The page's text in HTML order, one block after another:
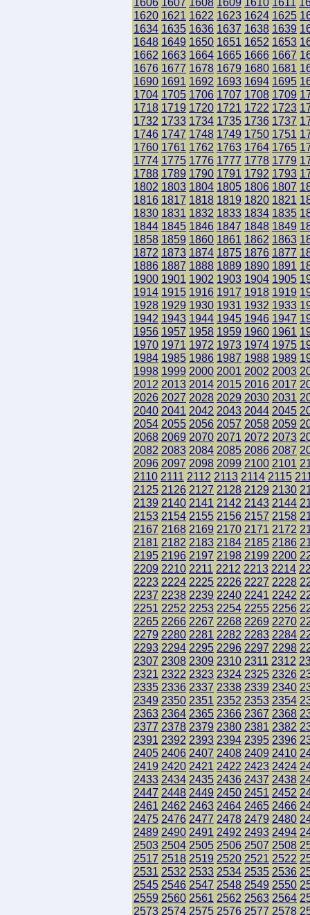
1620 1621 1622 1623 1624 1625
1634 1635 1636 1637 1638 1639
1648 1649 1650 1651 1652 1653
1662 1663 1664 1665 1666 1667
1676 1677 1678 1679 1680 1681
1690 1691 1692 1693 1694 1695
1704 1705 1706 1707 1708 1709
1718 1719 1720 1721 1722 1723
1732 1733 1734 1735 1736 1737
1746 1747 1748 1749 1750 1751
1760 1761 1762 1763 1764 1765
1774 1775 1776 1777 1778 1779
1788 1789 1790 1791 1792 1793
1802 1803 1804 1805 1806 1807
1816 1817 1818 1819 1820 1821
1830 1831 1832 1833 1834 1835
1844 1845 1846 1847 1848 1849
1858 1859 1860 1861 1862 1863
1872 1873 1874 1875 1876 1877
1886 1887 1888 1889 1890 1891
1900 1901 1902 1903 1904 1905
1914 1915 1916 1917 1918 1919
1928 1929 1930 1931 1932 1933
1942 1943 1944 1945 1946 1947
1956 1957 1958 1959 1960 1961
1970 1971 1972 1973 1974 1975
1984 1985 1986 1987 1988 1989
1998 1999 2000 2001 2002 2003
2012 2013 2014 2015 2016 2017
2026 2027 2028 2029 2030 2031
2040 2041 2042 2043 2044 2045
2054 2055 2056 2057 2058 2059
2068 2069 2070 2071 2072 2073
2082 2083 2084 2085 2086 2087
2096 2097 2098 2099 2100 2101
2110 2111 2112 2113 2114 2115
2125 2126 2127 2128 2129 2130
2139 2140 2141 2142 2143 2144
2153 2154 2155 2156 2157 2158
2167 2168 2169 2170 2171 2172
2181 2182 2183 2184 2185 2186
2195 2196 2197 2198 2199 2200
2209 2210 2211 2212 2213 2214
2223 2224 2225 2226 2227 2228
2237 2238 2239 2240 2241 2242
2251 2252 2253 2254 2255 2256
2265 2266 2267 2268 2269 2270
2279 2280 2281 2282 2283 2284
2293 2294 2295 2296 2297 2298
2307 2308 2309 2310 2311 2312
2321 2322 2323 2324 2325 2326
2335 2336 2337 2338 2339 2340
2349 2350 2351 2352 2353 2354
2363 2364 2365 2366 2367 2368
2377 2378 2379 2380 2381 2382
2391 2392 2393 2394 2395 2396
2405 2406 2407 2408 2409 2410
2419 2420 2421 2422 2423 2424
2433 2434 2435 2436 2437 2438
2447 2448 2449 2450 2451 2452
2461 2462 2463 2464 2465 2466
2475 2476 2477 2478 2479 2480
2489 2490 2491 2492 2493 2494
2503 2504 2505 2506 2507 2508
2517 2518 2519 2520 2521 2522
2531 2532 2533 2534 2535 2536
2545 2546 2547 2548 2549 2550
2559 2560 2561 2562 2563 2564
2573 2574 2575 2576 2577 2578